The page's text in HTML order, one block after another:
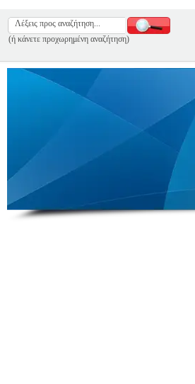
(ή κάνετε προχωρημένη αναζήτηση)